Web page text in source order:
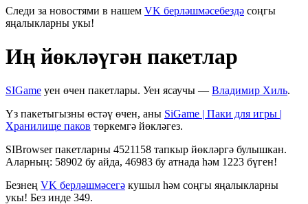
Следи за новостями в нашем VK берләшмәсебездә соңгы
яңалыкларны укы!
Иң йөкләүгән пакетлар
SIGame уен өчен пакетлары. Уен ясаучы — Владимир Хиль.
Үз пакетыгызны өстәү өчен, аны SiGame | Паки для игры |
Хранилище паков төркемгә йөкләгез.
SIBrowser пакетларны 4521158 тапкыр йөкләргә булышкан.
Аларның: 58902 бу айда, 46983 бу атнада һәм 1223 бүген!
Безнең VK берләшмәсегә кушыл һәм соңгы яңалыкларны
укы! Без инде 349.